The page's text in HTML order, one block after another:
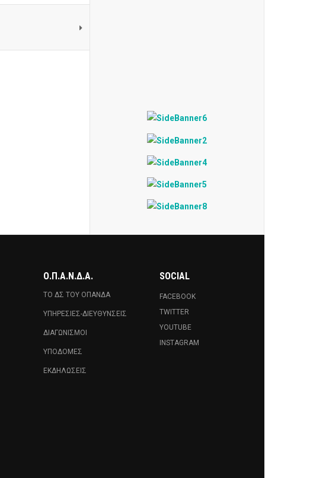
Ο.Π.Α.Ν.Δ.Α.
ΤΟ ΔΣ ΤΟΥ ΟΠΑΝΔΑ
ΥΠΗΡΕΣΊΕΣ-ΔΙΕΥΘΎΝΣΕΙΣ
ΔΙΑΓΩΝΙΣΜΟΊ
ΥΠΟΔΟΜΈΣ
ΕΚΔΗΛΏΣΕΙΣ
SOCIAL
FACEBOOK
TWITTER
YOUTUBE
INSTAGRAM